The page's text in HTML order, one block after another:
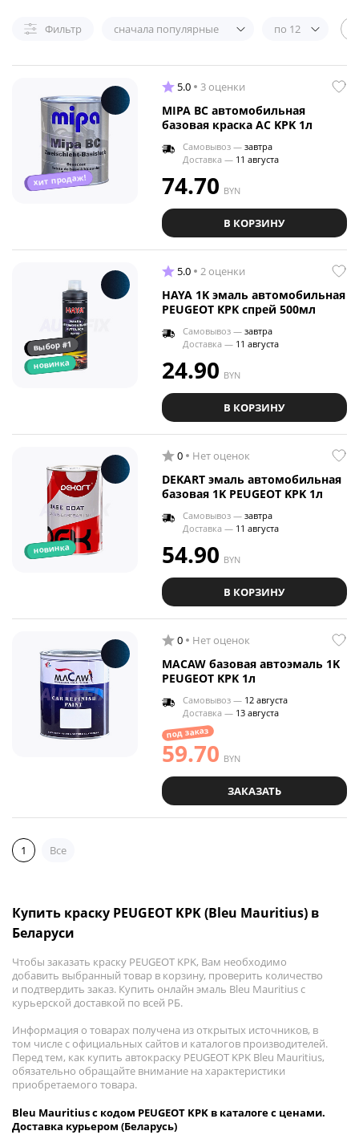
Фильтр сначала популярные по 12
хит продаж!
5.0 3 оценки
MIPA BC автомобильная
базовая краска AC KPK 1л
Самовывоз — завтра
Доставка — 11 августа
74.70 BYN
В КОРЗИНУ
выбор #1
новинка
5.0 2 оценки
HAYA 1K эмаль автомобильная
PEUGEOT KPK спрей 500мл
Самовывоз — завтра
Доставка — 11 августа
24.90 BYN
В КОРЗИНУ
новинка
0 Нет оценок
DEKART эмаль автомобильная
базовая 1K PEUGEOT KPK 1л
Самовывоз — завтра
Доставка — 11 августа
54.90 BYN
В КОРЗИНУ
0 Нет оценок
MACAW базовая автоэмаль 1K
PEUGEOT KPK 1л
Самовывоз — 12 августа
Доставка — 13 августа
под заказ
59.70 BYN
ЗАКАЗАТЬ
1 Все
Купить краску PEUGEOT KPK (Bleu Mauritius) в
Беларуси
Чтобы заказать краску PEUGEOT KPK, Вам необходимо
добавить выбранный товар в корзину, проверить количество
и подтвердить заказ. Купить онлайн эмаль Bleu Mauritius с
курьерской доставкой по всей РБ.
Информация о товарах получена из открытых источников, в
том числе с официальных сайтов и каталогов производителей.
Перед тем, как купить автокраску PEUGEOT KPK Bleu Mauritius,
обязательно обращайте внимание на характеристики
приобретаемого товара.
Bleu Mauritius с кодом PEUGEOT KPK в каталоге с ценами.
Доставка курьером (Беларусь)